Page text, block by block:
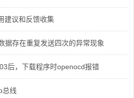
建议和反馈收集
据存在重复发送四次的异常现象
后，下载程序时openocd报错
总线